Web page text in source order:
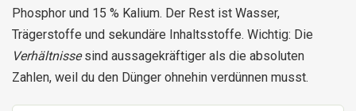
Phosphor und 15 % Kalium. Der Rest ist Wasser,
Trägerstoffe und sekundäre Inhaltsstoffe. Wichtig: Die
Verhältnissesind aussagekräftiger als die absoluten
Zahlen, weil du den Dünger ohnehin verdünnen musst.